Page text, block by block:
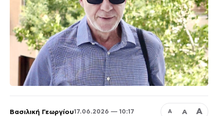
Βασιλική Γεωργίου17.06.2026 — 10:17 Α Α Α